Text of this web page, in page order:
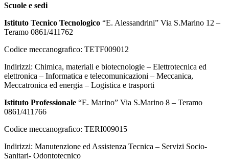
Scuole e sedi
Istituto Tecnico Tecnologico “E. Alessandrini” Via S.Marino 12 –
Teramo 0861/411762
Codice meccanografico: TETF009012
Indirizzi: Chimica, materiali e biotecnologie – Elettrotecnica ed
elettronica – Informatica e telecomunicazioni – Meccanica,
Meccatronica ed energia – Logistica e trasporti
Istituto Professionale “E. Marino” Via S.Marino 8 – Teramo
0861/411766
Codice meccanografico: TERI009015
Indirizzi: Manutenzione ed Assistenza Tecnica – Servizi Socio-
Sanitari- Odontotecnico